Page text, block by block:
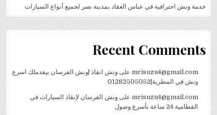
خدمة ونش احترافية في عباس العقاد بمدينة نصر لجميع أنواع السيارات
Recent Comments
mrisuzu4@gmail.comعلى ونش انقاذ |ونش الفرسان بيقدملك اسرع
ونش في المطرية|01282505052
mrisuzu4@gmail.comعلى ونش الفرسان لإنقاذ السيارات في
القطامية 24 ساعة بأسرع وصول